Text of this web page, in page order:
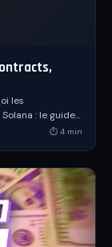
les
: le guide
⏱ 4 min